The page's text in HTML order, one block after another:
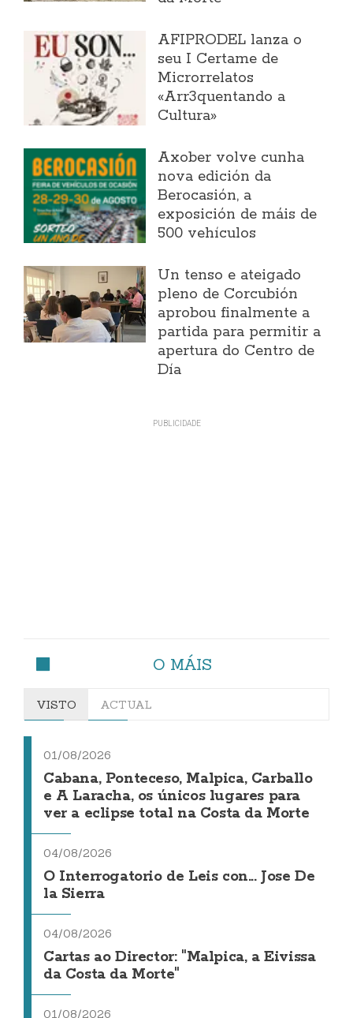
AFIPRODEL lanza o
seu I Certame de
Microrrelatos
«Arr3quentando a
Cultura»
Axober volve cunha
nova edición da
Berocasión, a
exposición de máis de
500 vehículos
Un tenso e ateigado
pleno de Corcubión
aprobou finalmente a
partida para permitir a
apertura do Centro de
Día
O MÁIS
VISTO ACTUAL
01/08/2026
Cabana, Ponteceso, Malpica, Carballo
e A Laracha, os únicos lugares para
ver a eclipse total na Costa da Morte
04/08/2026
O Interrogatorio de Leis con... Jose De
la Sierra
04/08/2026
Cartas ao Director: "Malpica, a Eivissa
da Costa da Morte"
01/08/2026